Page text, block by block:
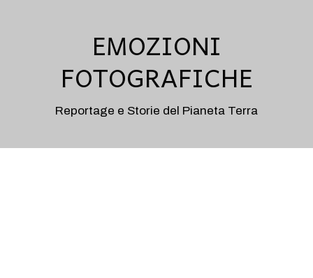
EMOZIONI
FOTOGRAFICHE
Reportage e Storie del Pianeta Terra